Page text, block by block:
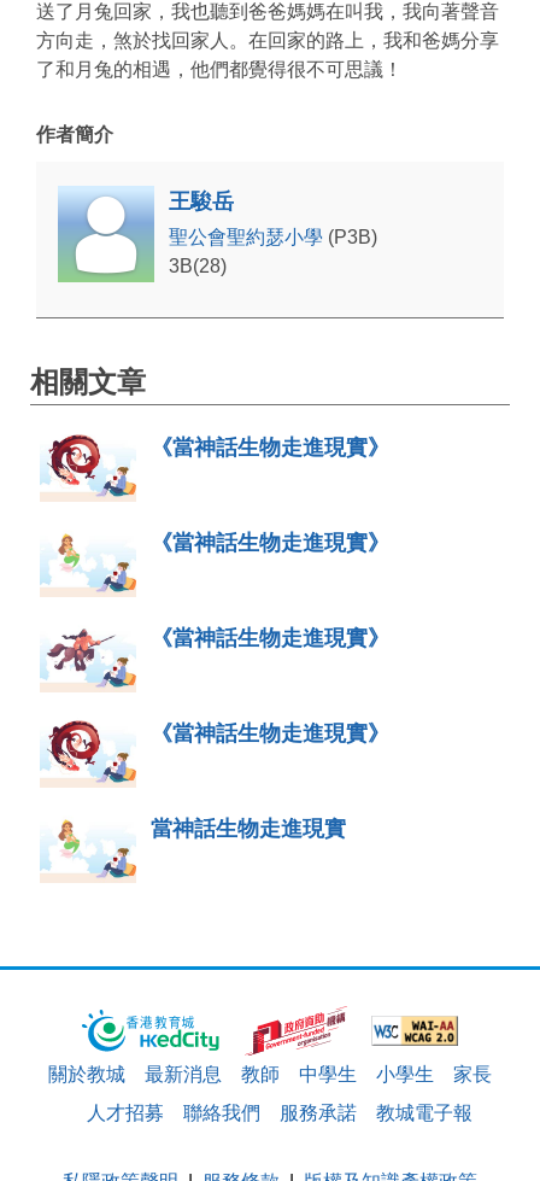
送了月兔回家，我也聽到爸爸媽媽在叫我，我向著聲音
方向走，煞於找回家人。在回家的路上，我和爸媽分享
了和月兔的相遇，他們都覺得很不可思議！
作者簡介
王駿岳
聖公會聖約瑟小學 (P3B)
3B(28)
相關文章
《當神話生物走進現實》
《當神話生物走進現實》
《當神話生物走進現實》
《當神話生物走進現實》
當神話生物走進現實
關於教城 最新消息 教師 中學生 小學生
家長
人才招募
聯絡我們 服務承諾 教城電子報